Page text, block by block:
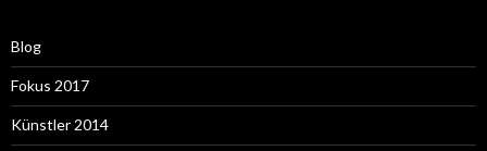
Blog
Fokus 2017
Künstler 2014